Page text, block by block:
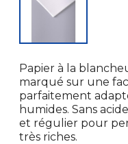
Papier à la
marqué sur une
parfaitement
humides. Sans
et régulier pour
très riches.